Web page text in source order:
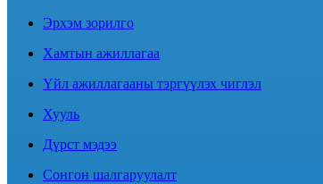
Эрхэм зорилго
Хамтын ажиллагаа
Үйл ажиллагааны тэргүүлэх чиглэл
Хууль
Дүрст мэдээ
Сонгон шалгаруулалт